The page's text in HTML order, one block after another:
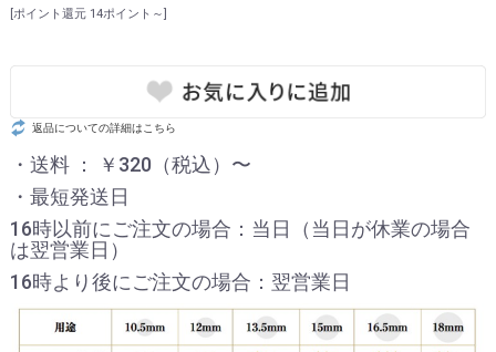
[ポイント還元 14ポイント～]
返品についての詳細はこちら
・送料 ： ￥320（税込）〜
・最短発送日
16時以前にご注文の場合：当日（当日が休業の場合
は翌営業日）
16時より後にご注文の場合：翌営業日